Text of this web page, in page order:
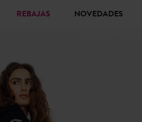
REBAJAS NOVEDADES